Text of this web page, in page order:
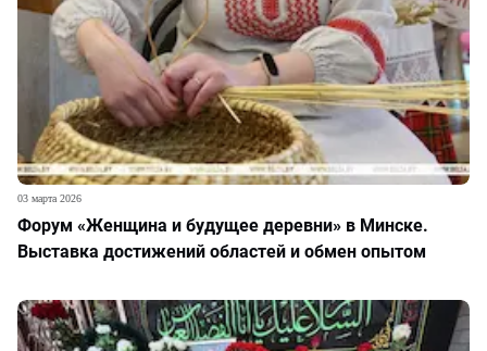
Форум «Женщина и будущее деревни» в Минске.
Выставка достижений областей и обмен опытом
03 марта 2026